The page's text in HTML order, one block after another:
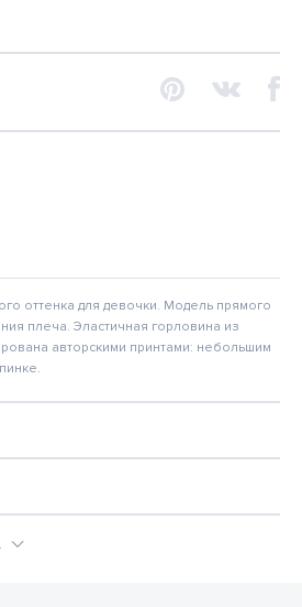
оттенка для девочки. Модель прямого
плеча. Эластичная горловина из
авторскими принтами: небольшим